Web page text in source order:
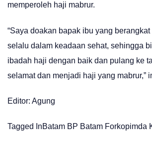
memperoleh haji mabrur.
“Saya doakan bapak ibu yang
selalu dalam keadaan sehat, sehingga
ibadah haji dengan baik dan pulang ke
selamat dan menjadi haji yang mabrur,”
Editor: Agung
Tagged InBatam BP Batam Forkopimda